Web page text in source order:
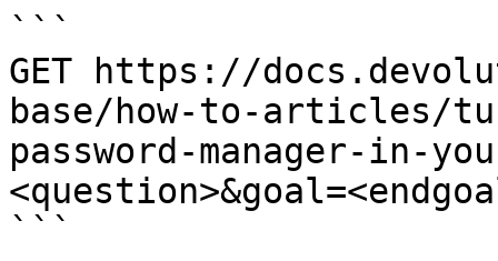
```
GET https://
base/how-to-
password-manager-in-
```